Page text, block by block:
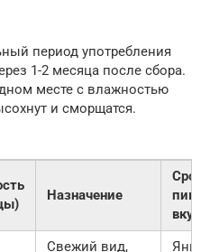
период употребления
1-2 месяца после сбора.
месте с влажностью
и сморщатся.
Назначение
Срок
пика
вкуса
Свежий вид,